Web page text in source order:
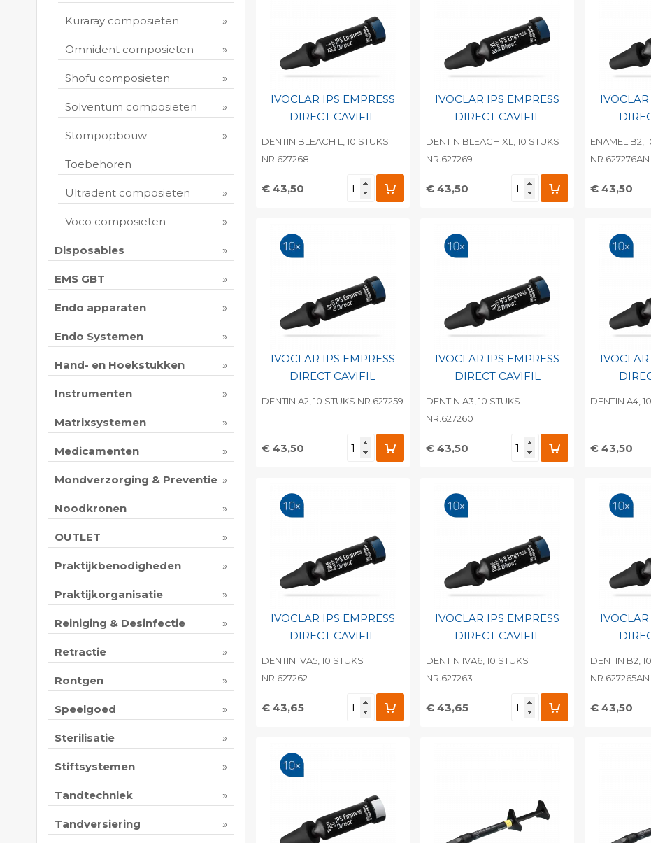
IVOCLAR IPS EMPRESS
DIRECT CAVIFIL
DENTIN BLEACH L, 10 STUKS
NR.627268
€ 43,50
Print barcode
IVOCLAR IPS EMPRESS
DIRECT CAVIFIL
DENTIN BLEACH XL, 10 STUKS
NR.627269
€ 43,50
Print barcode
IVOCLAR
ENAMEL B2,
NR.627276AN
€ 43,50
Print
IVOCLAR IPS EMPRESS
DIRECT CAVIFIL
DENTIN A2, 10 STUKS NR.627259
€ 43,50
Print barcode
IVOCLAR IPS EMPRESS
DIRECT CAVIFIL
DENTIN A3, 10 STUKS
NR.627260
€ 43,50
Print barcode
IVOCLAR
DENTIN A4,
€ 43,50
Print
IVOCLAR IPS EMPRESS
DIRECT CAVIFIL
DENTIN IVA5, 10 STUKS
NR.627262
€ 43,65
Print barcode
IVOCLAR IPS EMPRESS
DIRECT CAVIFIL
DENTIN IVA6, 10 STUKS
NR.627263
€ 43,65
IVOCLAR
DENTIN B2,
NR.627265AN
€ 43,50
Kuraray composieten
Omnident composieten
Shofu composieten
Solventum composieten
Stompopbouw
Toebehoren
Ultradent composieten
Voco composieten
Disposables
EMS GBT
Endo apparaten
Endo Systemen
Hand- en Hoekstukken
Instrumenten
Matrixsystemen
Medicamenten
Mondverzorging & Preventie
Noodkronen
OUTLET
Praktijkbenodigheden
Praktijkorganisatie
Reiniging & Desinfectie
Retractie
Rontgen
Speelgoed
Sterilisatie
Stiftsystemen
Tandtechniek
Tandversiering